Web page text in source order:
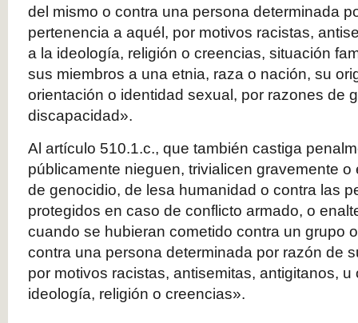
del mismo o contra una persona determinada
pertenencia a aquél, por motivos racistas,
a la ideología, religión o creencias, situación
sus miembros a una etnia, raza o nación, su
orientación o identidad sexual, por razones de
discapacidad».
Al artículo 510.1.c., que también castiga
públicamente nieguen, trivialicen gravemente
de genocidio, de lesa humanidad o contra las
protegidos en caso de conflicto armado, o
cuando se hubieran cometido contra un grupo
contra una persona determinada por razón de
por motivos racistas, antisemitas, antigitanos, u
ideología, religión o creencias».